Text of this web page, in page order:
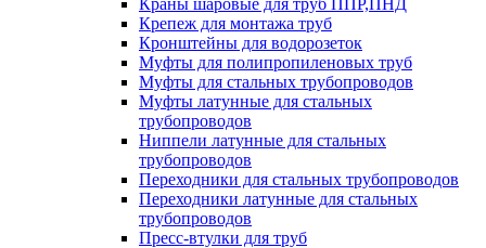
Краны шаровые для труб ППР,ПНД
Крепеж для монтажа труб
Кронштейны для водорозеток
Муфты для полипропиленовых труб
Муфты для стальных трубопроводов
Муфты латунные для стальных
трубопроводов
Ниппели латунные для стальных
трубопроводов
Переходники для стальных трубопроводов
Переходники латунные для стальных
трубопроводов
Пресс-втулки для труб